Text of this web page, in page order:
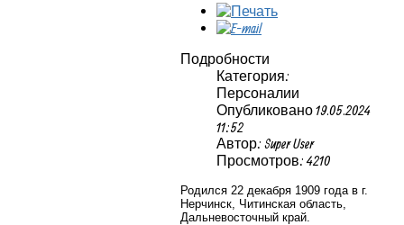
Подробности
Категория:
Персоналии
Опубликовано 19.05.2024
11:52
Автор: Super User
Просмотров: 4210
Родился 22 декабря 1909 года в г.
Нерчинск, Читинская область,
Дальневосточный край.